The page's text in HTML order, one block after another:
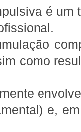
é um
como
e,